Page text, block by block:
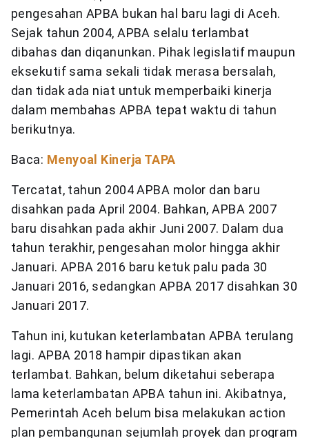
pengesahan APBA bukan hal baru lagi di Aceh.
Sejak tahun 2004, APBA selalu terlambat
dibahas dan diqanunkan. Pihak legislatif maupun
eksekutif sama sekali tidak merasa bersalah,
dan tidak ada niat untuk memperbaiki kinerja
dalam membahas APBA tepat waktu di tahun
berikutnya.
Baca: Menyoal Kinerja TAPA
Tercatat, tahun 2004 APBA molor dan baru
disahkan pada April 2004. Bahkan, APBA 2007
baru disahkan pada akhir Juni 2007. Dalam dua
tahun terakhir, pengesahan molor hingga akhir
Januari. APBA 2016 baru ketuk palu pada 30
Januari 2016, sedangkan APBA 2017 disahkan 30
Januari 2017.
Tahun ini, kutukan keterlambatan APBA terulang
lagi. APBA 2018 hampir dipastikan akan
terlambat. Bahkan, belum diketahui seberapa
lama keterlambatan APBA tahun ini. Akibatnya,
Pemerintah Aceh belum bisa melakukan action
plan pembangunan sejumlah proyek dan program